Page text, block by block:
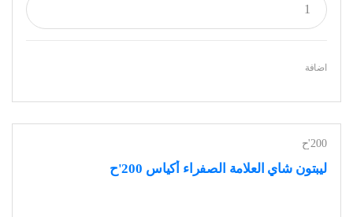
اضافة
200'ح
ليبتون شاي العلامة الصفراء أكياس 200'ح